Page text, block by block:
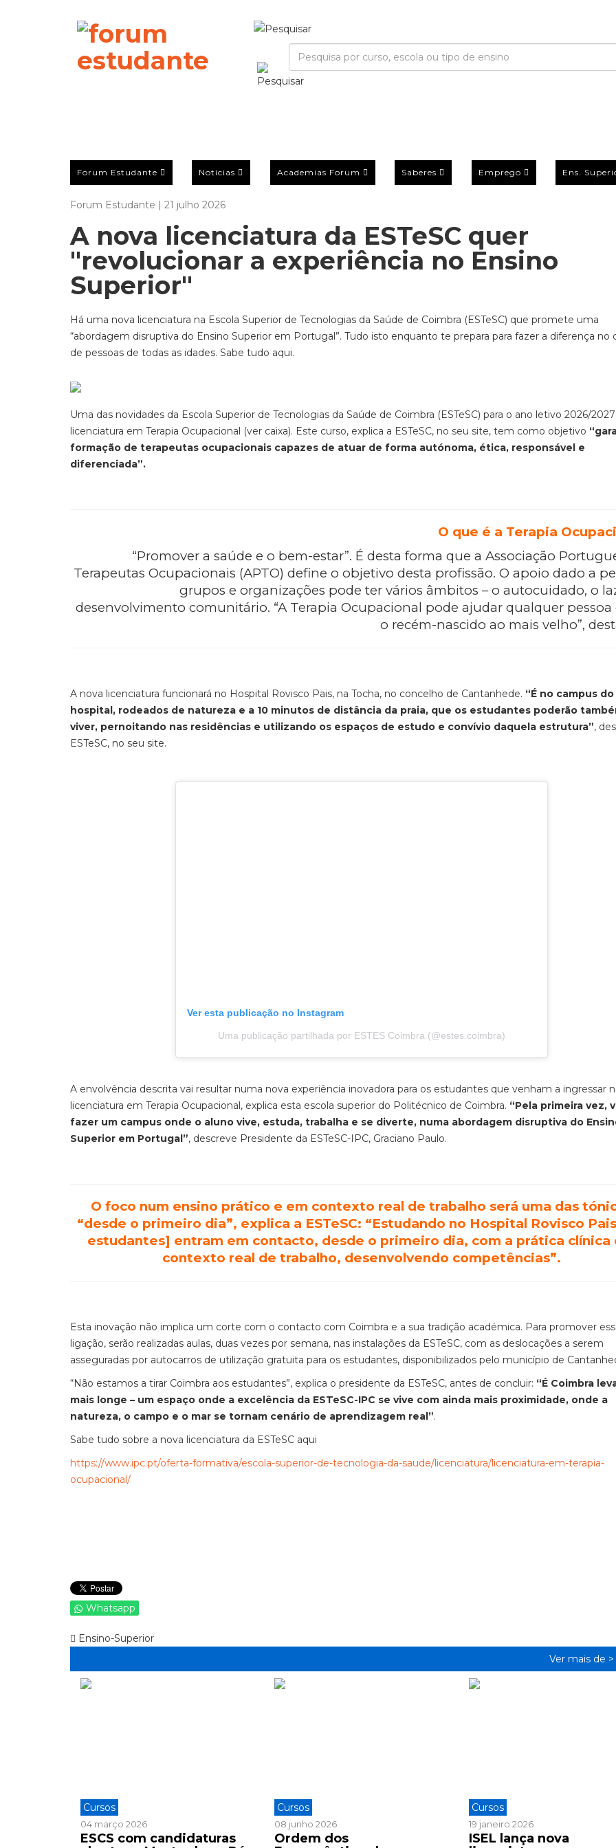
Forum Estudante Notícias Academias Forum Saberes Emprego Ens.
Forum Estudante | 21 julho 2026
A nova licenciatura da ESTeSC quer
"revolucionar a experiência no Ensino
Superior"
Há uma nova licenciatura na Escola Superior de Tecnologias da Saúde de Coimbra (ESTeSC) que promete uma
“abordagem disruptiva do Ensino Superior em Portugal”. Tudo isto enquanto te prepara para fazer a diferença no
de pessoas de todas as idades. Sabe tudo aqui.
Uma das novidades da Escola Superior de Tecnologias da Saúde de Coimbra (ESTeSC) para o ano letivo 2026/
licenciatura em Terapia Ocupacional (ver caixa). Este curso, explica a ESTeSC, no seu site, tem como objetivo
formação de terapeutas ocupacionais capazes de atuar de forma autónoma, ética, responsável e
diferenciada”.
O que é a Terapia
“Promover a saúde e o bem-estar”. É desta forma que a Associação
Terapeutas Ocupacionais (APTO) define o objetivo desta profissão. O apoio dado a
grupos e organizações pode ter vários âmbitos – o autocuidado, o
desenvolvimento comunitário. “A Terapia Ocupacional pode ajudar qualquer pessoa
o recém-nascido ao mais velho”,
A nova licenciatura funcionará no Hospital Rovisco Pais, na Tocha, no concelho de Cantanhede. “É no campus do
hospital, rodeados de natureza e a 10 minutos de distância da praia, que os estudantes poderão
viver, pernoitando nas residências e utilizando os espaços de estudo e convívio daquela estrutura”,
ESTeSC, no seu site.
Ver esta publicação no Instagram
Uma publicação partilhada por ESTES Coimbra (@estes.coimbra)
A envolvência descrita vai resultar numa nova experiência inovadora para os estudantes que venham a ingressar
licenciatura em Terapia Ocupacional, explica esta escola superior do Politécnico de Coimbra. “Pela primeira vez,
fazer um campus onde o aluno vive, estuda, trabalha e se diverte, numa abordagem disruptiva do
Superior em Portugal”, descreve Presidente da ESTeSC-IPC, Graciano Paulo.
O foco num ensino prático e em contexto real de trabalho será uma das
“desde o primeiro dia”, explica a ESTeSC: “Estudando no Hospital Rovisco
estudantes] entram em contacto, desde o primeiro dia, com a prática clínica
contexto real de trabalho, desenvolvendo competências”.
Esta inovação não implica um corte com o contacto com Coimbra e a sua tradição académica. Para promover
ligação, serão realizadas aulas, duas vezes por semana, nas instalações da ESTeSC, com as deslocações a serem
asseguradas por autocarros de utilização gratuita para os estudantes, disponibilizados pelo município de
“Não estamos a tirar Coimbra aos estudantes”, explica o presidente da ESTeSC, antes de concluir: “É Coimbra
mais longe – um espaço onde a excelência da ESTeSC-IPC se vive com ainda mais proximidade, onde a
natureza, o campo e o mar se tornam cenário de aprendizagem real”.
Sabe tudo sobre a nova licenciatura da ESTeSC aqui
https://www.ipc.pt/oferta-formativa/escola-superior-de-tecnologia-da-saude/licenciatura/licenciatura-em-terapia-
ocupacional/
Whatsapp
Ensino-Superior
Ver mais de >
Cursos
04 março 2026
ESCS com candidaturas
Cursos
08 junho 2026
Ordem dos
Cursos
19 janeiro 2026
ISEL lança nova